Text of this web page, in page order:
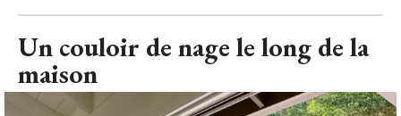
Un couloir de nage le long de la
maison